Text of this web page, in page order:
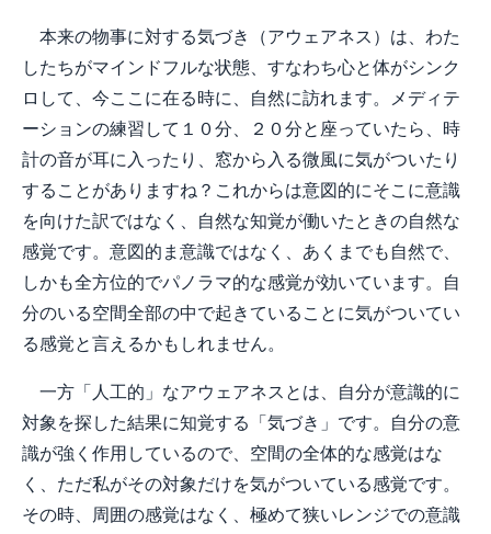
本来の物事に対する気づき（アウェアネス）は、わた
したちがマインドフルな状態、すなわち心と体がシンク
ロして、今ここに在る時に、自然に訪れます。メディテ
ーションの練習して１０分、２０分と座っていたら、時
計の音が耳に入ったり、窓から入る微風に気がついたり
することがありますね？これからは意図的にそこに意識
を向けた訳ではなく、自然な知覚が働いたときの自然な
感覚です。意図的ま意識ではなく、あくまでも自然で、
しかも全方位的でパノラマ的な感覚が効いています。自
分のいる空間全部の中で起きていることに気がついてい
る感覚と言えるかもしれません。
一方「人工的」なアウェアネスとは、自分が意識的に
対象を探した結果に知覚する「気づき」です。自分の意
識が強く作用しているので、空間の全体的な感覚はな
く、ただ私がその対象だけを気がついている感覚です。
その時、周囲の感覚はなく、極めて狭いレンジでの意識